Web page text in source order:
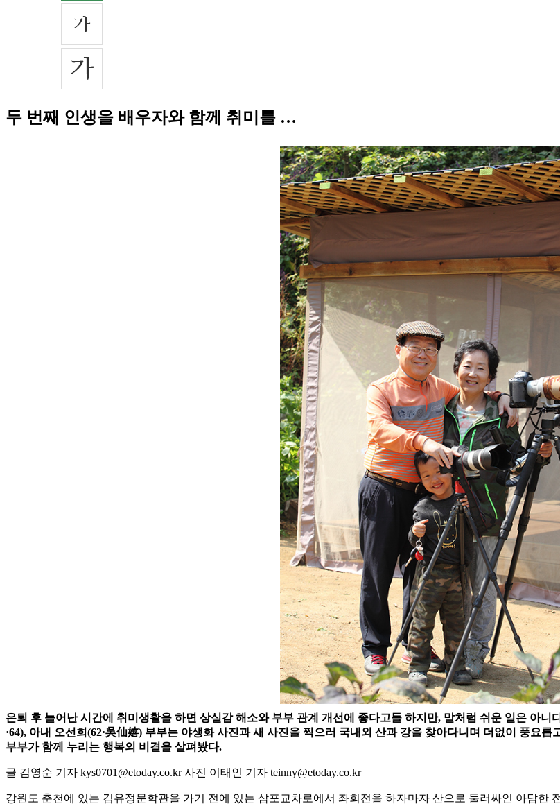
두 번째 인생을 배우자와 함께 취미를 …
은퇴 후 늘어난 시간에 취미생활을 하면 상실감 해소와 부부 관계 개선에 좋다고들 하지만, 말처럼 쉬운 일은 아
·64), 아내 오선희(62·吳仙嬉) 부부는 야생화 사진과 새 사진을 찍으러 국내외 산과 강을 찾아다니며 더없이 풍요
부부가 함께 누리는 행복의 비결을 살펴봤다.
글 김영순 기자 kys0701@etoday.co.kr 사진 이태인 기자 teinny@etoday.co.kr
강원도 춘천에 있는 김유정문학관을 가기 전에 있는 삼포교차로에서 좌회전을 하자마자 산으로 둘러싸인 아담한